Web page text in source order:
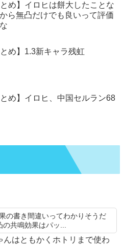
とめ】イロヒは餅大したことな
ら無凸だけでも良いって評価
とめ】1.3新キャラ残虹
とめ】イロヒ、中国セルラン68
の書き間違いってわかりそうだ
の共鳴効果はパッ...
んはともかくホトリまで使わ